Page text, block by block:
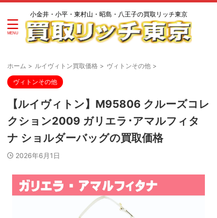
小金井・小平・東村山・昭島・八王子の買取リッチ東京
ホーム > ルイヴィトン買取価格 > ヴィトンその他 >
ヴィトンその他
【ルイヴィトン】M95806 クルーズコレ
クション2009 ガリエラ･アマルフィタ
ナ ショルダーバッグの買取価格
2026年6月1日